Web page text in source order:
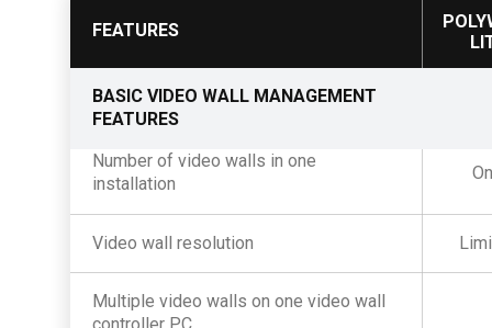
FEATURES
BASIC VIDEO WALL MANAGEMENT
FEATURES
Number of video walls in one
installation
Video wall resolution
Multiple video walls on one video wall